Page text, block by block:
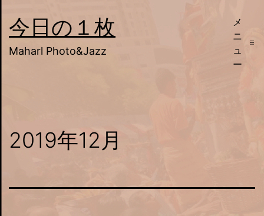
ン
テ
キ
プ
今日の１枚
Maharl Photo&Jazz
メ
ニ
ュ
ー
2019年12月